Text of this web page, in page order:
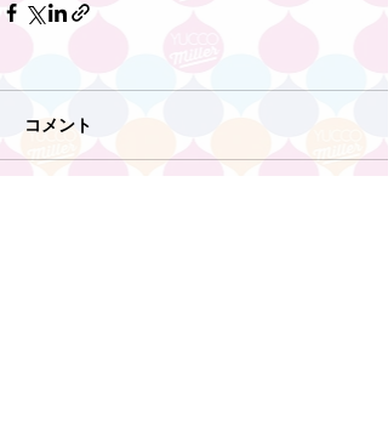
コメント